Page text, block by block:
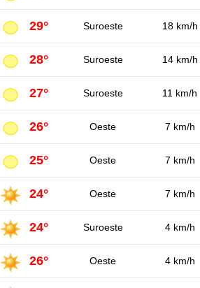
29° Suroeste 18 km/h
28° Suroeste 14 km/h
27° Suroeste 11 km/h
26° Oeste 7 km/h
25° Oeste 7 km/h
24° Oeste 7 km/h
24° Suroeste 4 km/h
26° Oeste 4 km/h